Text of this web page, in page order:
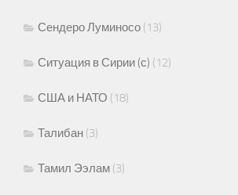
Сендеро Луминосо (13)
Ситуация в Сирии (с) (12)
США и НАТО (18)
Талибан (3)
Тамил Ээлам (3)